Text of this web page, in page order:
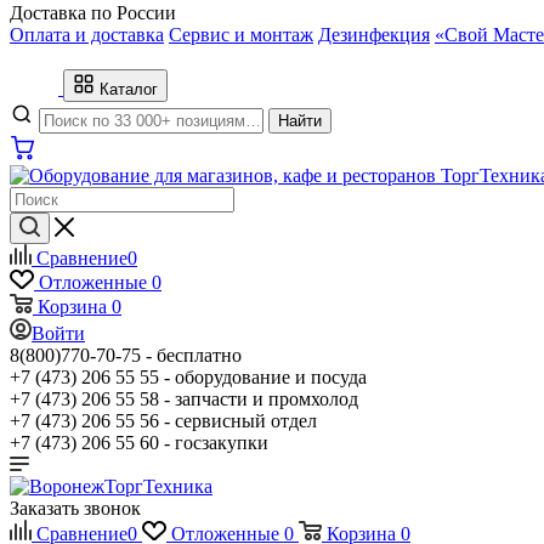
Доставка по России
Оплата и доставка Сервис и монтаж Дезинфекция «Свой
Каталог
Найти
Сравнение0
Отложенные 0
Корзина 0
Войти
8(800)770-70-75 - бесплатно
+7 (473) 206 55 55 - оборудование и посуда
+7 (473) 206 55 58 - запчасти и промхолод
+7 (473) 206 55 56 - сервисный отдел
+7 (473) 206 55 60 - госзакупки
Заказать звонок
Сравнение0 Отложенные 0 Корзина 0